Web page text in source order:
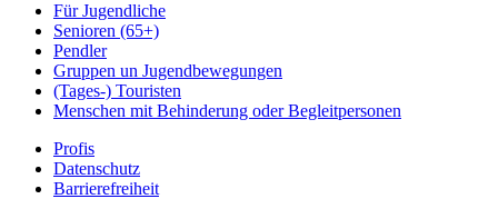
Für Jugendliche
Senioren (65+)
Pendler
Gruppen un Jugendbewegungen
(Tages-) Touristen
Menschen mit Behinderung oder Begleitpersonen
Profis
Datenschutz
Barrierefreiheit